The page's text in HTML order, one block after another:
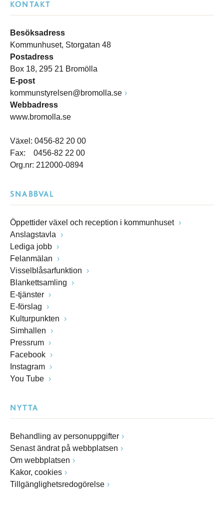
KONTAKT
Besöksadress
Kommunhuset, Storgatan 48
Postadress
Box 18, 295 21 Bromölla
E-post
kommunstyrelsen@bromolla.se
Webbadress
www.bromolla.se
Växel: 0456-82 20 00
Fax: 0456-82 22 00
Org.nr: 212000-0894
SNABBVAL
Öppettider växel och reception i kommunhuset
Anslagstavla
Lediga jobb
Felanmälan
Visselblåsarfunktion
Blankettsamling
E-tjänster
E-förslag
Kulturpunkten
Simhallen
Pressrum
Facebook
Instagram
You Tube
NYTTA
Behandling av personuppgifter
Senast ändrat på webbplatsen
Om webbplatsen
Kakor, cookies
Tillgänglighetsredogörelse